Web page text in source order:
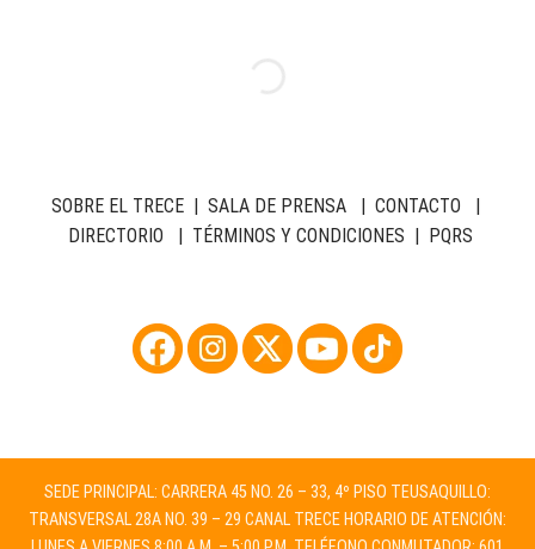
SOBRE EL TRECE| SALA DE PRENSA| CONTACTO |
DIRECTORIO | TÉRMINOS Y CONDICIONES | PQRS
SEDE PRINCIPAL: CARRERA 45 NO. 26 – 33, 4º PISO TEUSAQUILLO:
TRANSVERSAL 28A NO. 39 – 29 CANAL TRECE HORARIO DE ATENCIÓN: